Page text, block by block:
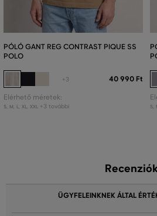
PÓLÓ GANT REG CONTRAST PIQUE SS
POLO
+3 40 990 Ft
Elérhető méretek:
S M L XL XXL +3 további S
ÜGYFELEINKNEK ÁLTAL